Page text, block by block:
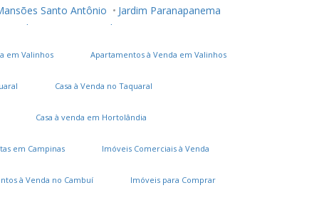
Santo Antônio
Jardim Paranapanema
Fazenda São Quirino
Vila Itapura
Alphaville Campinas
em Valinhos Apartamentos à Venda em Valinhos
Casa à Venda no Taquaral
Casa à venda em Hortolândia
em Campinas Imóveis Comerciais à Venda
à Venda no Cambuí Imóveis para Comprar